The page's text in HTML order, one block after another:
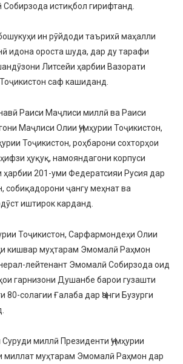
истиқбол гирифтанд.
ин рӯйдоди таърихӣ маҳалли
идона ороста шуда, дар ду тарафи
Литсейи ҳарбии Вазорати
саф кашиданд.
Раиси Маҷлиси миллӣ ва Раиси
Маҷлиси Олии Ҷумҳурии Тоҷикистон,
Тоҷикистон, роҳбарони сохторҳои
ҳуқуқ, намояндагони корпуси
ҳарбии 201-уми Федератсияи Русия дар
собиқадорони ҷангу меҳнат ва
иштирок карданд.
Тоҷикистон, Сарфармондеҳи Олии
кишвар муҳтарам Эмомалӣ Раҳмон
лейтенант Эмомалӣ Собирзода оид
гарнизони Душанбе барои гузашти
80-солагии Ғалаба дар Ҷанги Бузурги
миллӣ Президенти Ҷумҳурии
миллат муҳтарам Эмомалӣ Раҳмон дар